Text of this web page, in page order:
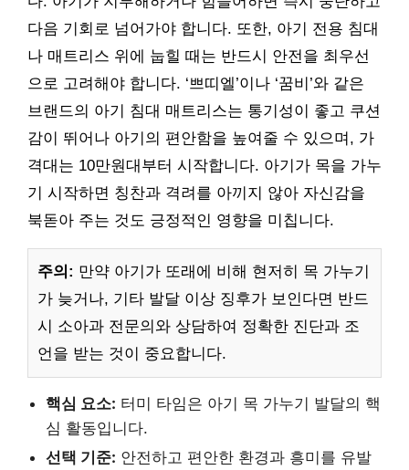
다음 기회로 넘어가야 합니다. 또한, 아기 전용 침대
나 매트리스 위에 눕힐 때는 반드시 안전을 최우선
으로 고려해야 합니다. ‘쁘띠엘’이나 ‘꿈비’와 같은
브랜드의 아기 침대 매트리스는 통기성이 좋고 쿠션
감이 뛰어나 아기의 편안함을 높여줄 수 있으며, 가
격대는 10만원대부터 시작합니다. 아기가 목을 가누
기 시작하면 칭찬과 격려를 아끼지 않아 자신감을
북돋아 주는 것도 긍정적인 영향을 미칩니다.
주의: 만약 아기가 또래에 비해 현저히 목 가누기
가 늦거나, 기타 발달 이상 징후가 보인다면 반드
시 소아과 전문의와 상담하여 정확한 진단과 조
언을 받는 것이 중요합니다.
핵심 요소: 터미 타임은 아기 목 가누기 발달의 핵
심 활동입니다.
선택 기준: 안전하고 편안한 환경과 흥미를 유발